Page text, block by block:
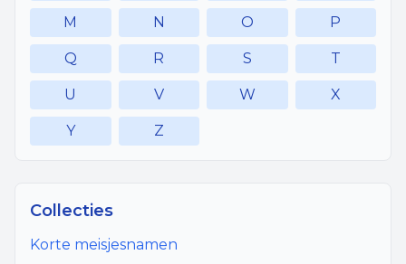
M N O P
Q R S T
U V W X
Y Z
Collecties
Korte meisjesnamen